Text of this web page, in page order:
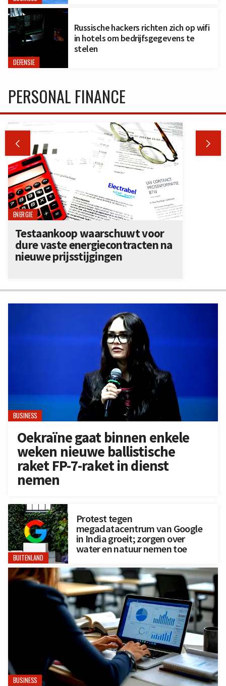
DEFENSIE
Russische hackers richten zich op wifi
in hotels om bedrijfsgegevens te
stelen
BUSINESS
Oekraïne gaat binnen enkele
weken nieuwe ballistische
raket FP-7-raket in dienst
nemen
BUITENLAND
Protest tegen
megadatacentrum van Google
in India groeit; zorgen over
water en natuur nemen toe
BUSINESS
PERSONAL FINANCE
 
ENERGIE
Testaankoop waarschuwt voor
dure vaste energiecontracten na
nieuwe prijsstijgingen